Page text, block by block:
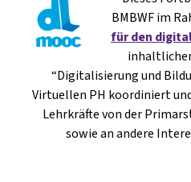
BMBWF im
für den
“Digitalisierung und
Virtuellen PH koordiniert
Lehrkräfte von der
sowie an andere